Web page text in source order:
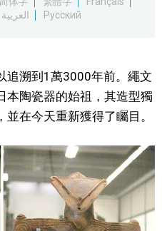
العربية Русский
追溯到1萬3000年前。繩文
本陶瓷器的始祖，其造型獨
在今天重新獲得了矚目。